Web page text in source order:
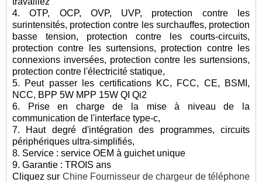
4. OTP, OCP, OVP, UVP, protection contre les
surintensités, protection contre les surchauffes, protection
basse tension, protection contre les courts-circuits,
protection contre les surtensions, protection contre les
connexions inversées, protection contre les surtensions,
protection contre l'électricité statique,
5. Peut passer les certifications KC, FCC, CE, BSMI,
NCC, BPP 5W MPP 15W QI Qi2
6. Prise en charge de la mise à niveau de la
communication de l'interface type-c,
7. Haut degré d'intégration des programmes, circuits
périphériques ultra-simplifiés,
8. Service : service OEM à guichet unique
9. Garantie : TROIS ans
Cliquez sur Chine Fournisseur de chargeur de téléphone